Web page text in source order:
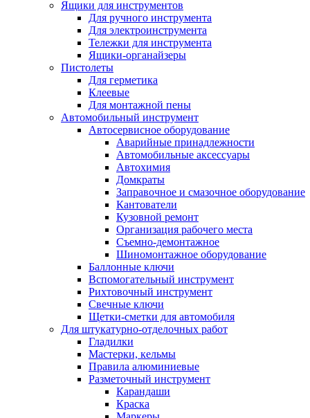
Ящики для инструментов
Для ручного инструмента
Для электроинструмента
Тележки для инструмента
Ящики-органайзеры
Пистолеты
Для герметика
Клеевые
Для монтажной пены
Автомобильный инструмент
Автосервисное оборудование
Аварийные принадлежности
Автомобильные аксессуары
Автохимия
Домкраты
Заправочное и смазочное оборудование
Кантователи
Кузовной ремонт
Организация рабочего места
Съемно-демонтажное
Шиномонтажное оборудование
Баллонные ключи
Вспомогательный инструмент
Рихтовочный инструмент
Свечные ключи
Щетки-сметки для автомобиля
Для штукатурно-отделочных работ
Гладилки
Мастерки, кельмы
Правила алюминиевые
Разметочный инструмент
Карандаши
Краска